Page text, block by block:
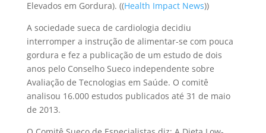
Elevados em Gordura). ((Health Impact News))
A sociedade sueca de cardiologia decidiu
interromper a instrução de alimentar-se com pouca
gordura e fez a publicação de um estudo de dois
anos pelo Conselho Sueco independente sobre
Avaliação de Tecnologias em Saúde. O comitê
analisou 16.000 estudos publicados até 31 de maio
de 2013.